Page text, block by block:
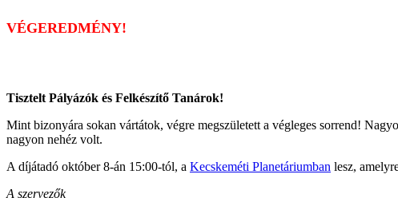
VÉGEREDMÉNY!
Tisztelt Pályázók és Felkészítő Tanárok!
Mint bizonyára sokan vártátok, végre megszületett a végleges sorrend!
nagyon nehéz volt.
A díjátadó október 8-án 15:00-tól, a Kecskeméti Planetáriumban lesz,
A szervezők